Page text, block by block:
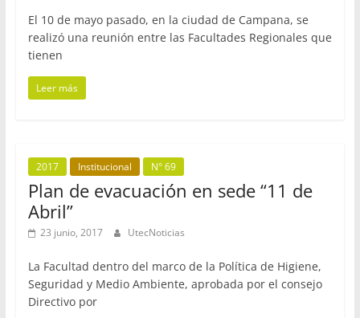
El 10 de mayo pasado, en la ciudad de Campana, se
realizó una reunión entre las Facultades Regionales que
tienen
Leer más
2017 Institucional N° 69
Plan de evacuación en sede “11 de
Abril”
23 junio, 2017 UtecNoticias
La Facultad dentro del marco de la Política de Higiene,
Seguridad y Medio Ambiente, aprobada por el consejo
Directivo por